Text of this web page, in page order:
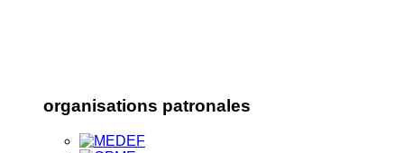
organisations patronales